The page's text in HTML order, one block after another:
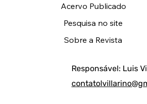
Responsável: Luis
Acervo Publicado
Pesquisa no site
Sobre a Revista